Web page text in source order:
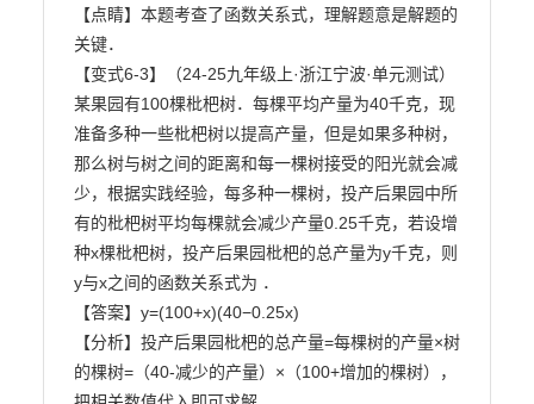
【点睛】本题考查了函数关系式，理解题意是解题的
关键．
【变式6-3】（24-25九年级上·浙江宁波·单元测试）
某果园有100棵枇杷树．每棵平均产量为40千克，现
准备多种一些枇杷树以提高产量，但是如果多种树，
那么树与树之间的距离和每一棵树接受的阳光就会减
少，根据实践经验，每多种一棵树，投产后果园中所
有的枇杷树平均每棵就会减少产量0.25千克，若设增
种x棵枇杷树，投产后果园枇杷的总产量为y千克，则
y与x之间的函数关系式为 ．
【答案】y=(100+x)(40−0.25x)
【分析】投产后果园枇杷的总产量=每棵树的产量×树
的棵树=（40-减少的产量）×（100+增加的棵树），